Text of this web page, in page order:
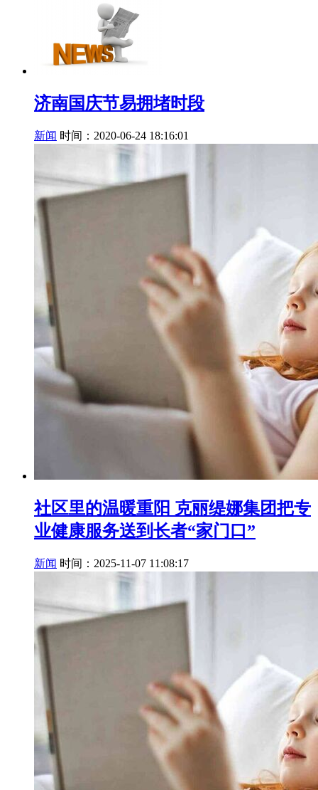
济南国庆节易拥堵时段
新闻 时间：2020-06-24 18:16:01
社区里的温暖重阳 克丽缇娜集团把专
业健康服务送到长者“家门口”
新闻 时间：2025-11-07 11:08:17